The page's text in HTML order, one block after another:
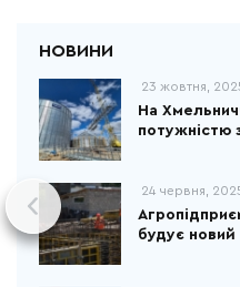
23 жовтня,
На
потужністю
24 червня,
будує